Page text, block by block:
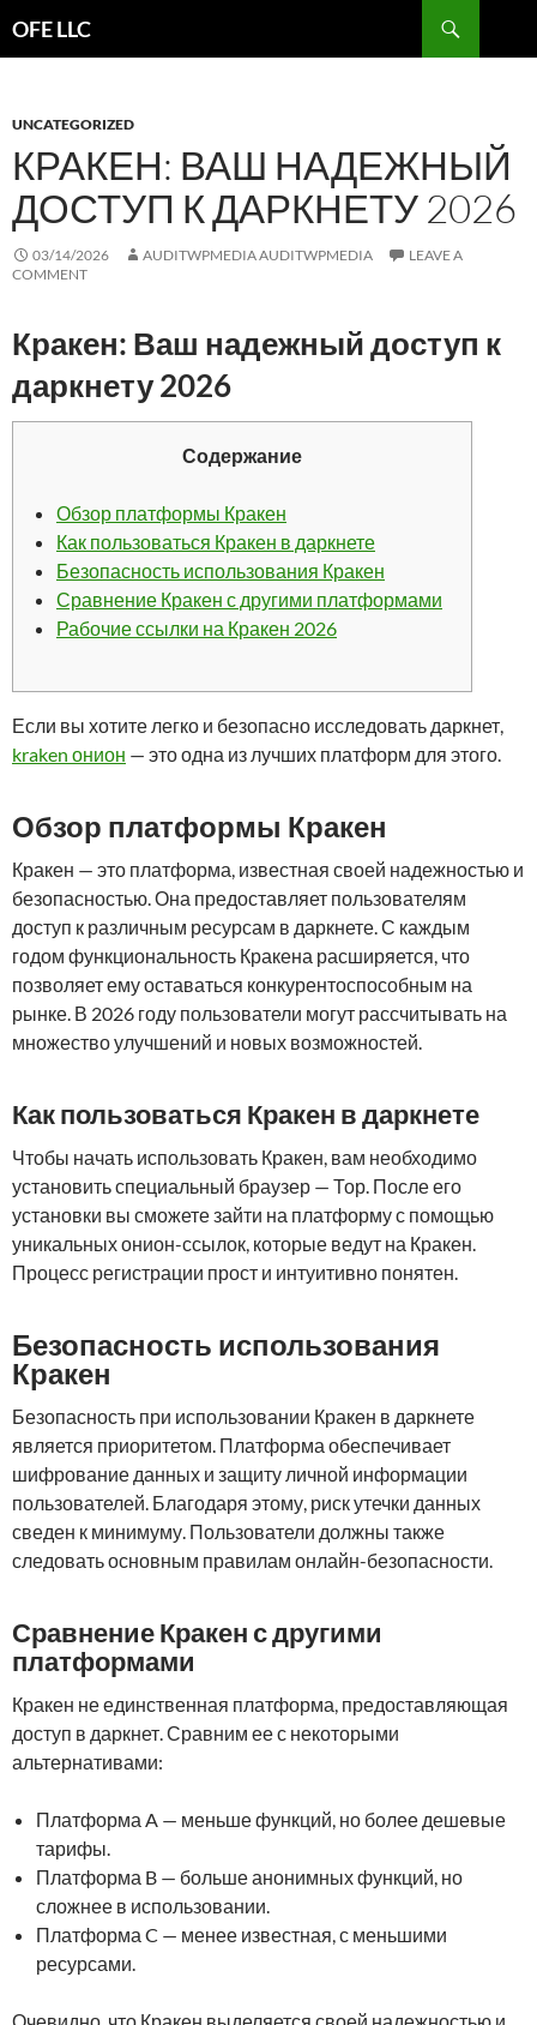
OFE LLC
UNCATEGORIZED
КРАКЕН: ВАШ НАДЕЖНЫЙ
ДОСТУП К ДАРКНЕТУ 2026
03/14/2026 AUDITWPMEDIA AUDITWPMEDIA
LEAVE A
COMMENT
Кракен: Ваш надежный доступ к
даркнету 2026
Содержание
Обзор платформы Кракен
Как пользоваться Кракен в даркнете
Безопасность использования Кракен
Сравнение Кракен с другими платформами
Рабочие ссылки на Кракен 2026
Если вы хотите легко и безопасно исследовать даркнет,
kraken онион — это одна из лучших платформ для этого.
Обзор платформы Кракен
Кракен — это платформа, известная своей надежностью и
безопасностью. Она предоставляет пользователям
доступ к различным ресурсам в даркнете. С каждым
годом функциональность Кракена расширяется, что
позволяет ему оставаться конкурентоспособным на
рынке. В 2026 году пользователи могут рассчитывать на
множество улучшений и новых возможностей.
Как пользоваться Кракен в даркнете
Чтобы начать использовать Кракен, вам необходимо
установить специальный браузер — Тор. После его
установки вы сможете зайти на платформу с помощью
уникальных онион-ссылок, которые ведут на Кракен.
Процесс регистрации прост и интуитивно понятен.
Безопасность использования
Кракен
Безопасность при использовании Кракен в даркнете
является приоритетом. Платформа обеспечивает
шифрование данных и защиту личной информации
пользователей. Благодаря этому, риск утечки данных
сведен к минимуму. Пользователи должны также
следовать основным правилам онлайн-безопасности.
Сравнение Кракен с другими
платформами
Кракен не единственная платформа, предоставляющая
доступ в даркнет. Сравним ее с некоторыми
альтернативами:
Платформа A — меньше функций, но более дешевые
тарифы.
Платформа B — больше анонимных функций, но
сложнее в использовании.
Платформа C — менее известная, с меньшими
ресурсами.